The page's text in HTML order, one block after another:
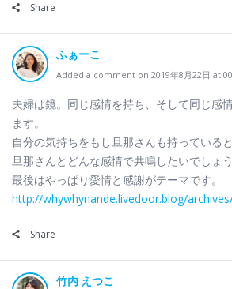
Share
ふぁーこ
Added a comment on 2019年8月22日 at
夫婦は鏡。同じ感情を持ち、そして同じ感
ます。
自分の気持ちをもし旦那さんも持っている
旦那さんとどんな感情で共鳴したいでしょ
最後はやっぱり愛情と感謝がテーマです。
http://whywhynande.livedoor.blog/
Share
竹内 えつこ